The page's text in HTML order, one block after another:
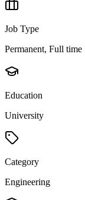
Job Type
Permanent, Full time
Education
University
Category
Engineering